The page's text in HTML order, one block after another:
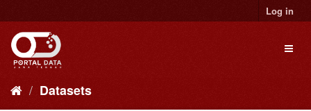
to
content
Log in
Datasets